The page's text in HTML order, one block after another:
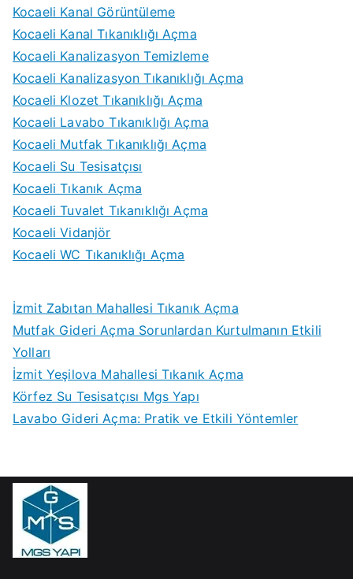
Kocaeli Kanal Görüntüleme
Kocaeli Kanal Tıkanıklığı Açma
Kocaeli Kanalizasyon Temizleme
Kocaeli Kanalizasyon Tıkanıklığı Açma
Kocaeli Klozet Tıkanıklığı Açma
Kocaeli Lavabo Tıkanıklığı Açma
Kocaeli Mutfak Tıkanıklığı Açma
Kocaeli Su Tesisatçısı
Kocaeli Tıkanık Açma
Kocaeli Tuvalet Tıkanıklığı Açma
Kocaeli Vidanjör
Kocaeli WC Tıkanıklığı Açma
İzmit Zabıtan Mahallesi Tıkanık Açma
Mutfak Gideri Açma Sorunlardan Kurtulmanın Etkili
Yolları
İzmit Yeşilova Mahallesi Tıkanık Açma
Körfez Su Tesisatçısı Mgs Yapı
Lavabo Gideri Açma: Pratik ve Etkili Yöntemler